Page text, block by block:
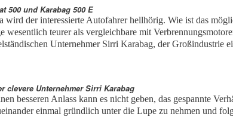
500 und Karabag 500 E
wird der interessierte Autofahrer hellhörig. Wie ist das
wesentlich teurer als vergleichbare mit
Unternehmer Sirri Karabag, der Großindustrie
clevere Unternehmer Sirri Karabag
besseren Anlass kann es nicht geben, das gespannte
einmal gründlich unter die Lupe zu nehmen und